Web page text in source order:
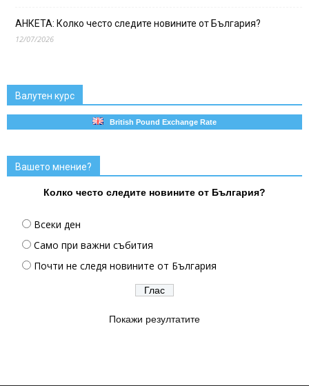
АНКЕТА: Колко често следите новините от България?
12/07/2026
Валутен курс
British Pound Exchange Rate
Вашето мнение?
Колко често следите новините от България?
Всеки ден
Само при важни събития
Почти не следя новините от България
Покажи резултатите